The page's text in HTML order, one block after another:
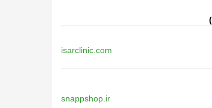
isarclinic.com
snappshop.ir